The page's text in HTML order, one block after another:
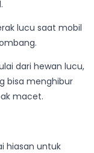
lucu saat mobil
dari hewan lucu,
bisa menghibur
macet.
hiasan untuk